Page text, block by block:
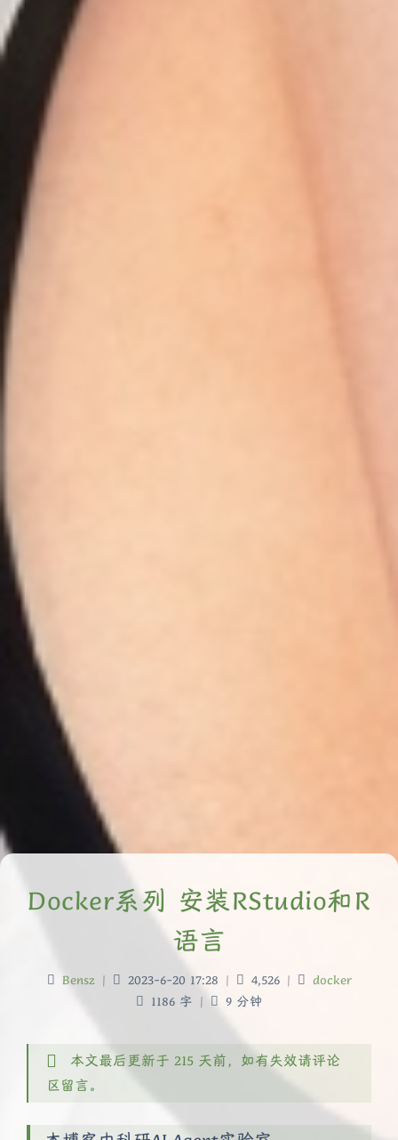
Docker系列 安装RStudio和R
语言
Bensz | 2023-6-20 17:28 | 4,526 |
docker
1186 字 | 9 分钟
本文最后更新于 215 天前，如有失效请评论
区留言。